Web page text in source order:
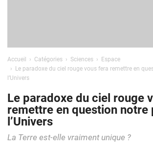
Accueil Catégories Sciences
Espace
Le paradoxe du ciel rouge vous fera remettre en
l’Univers
Le paradoxe du ciel rouge
remettre en question notre
l’Univers
La Terre est-elle vraiment unique ?